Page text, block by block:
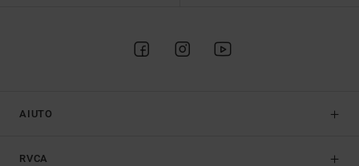
AIUTO
RVCA